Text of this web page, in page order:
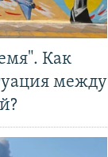
Как
между